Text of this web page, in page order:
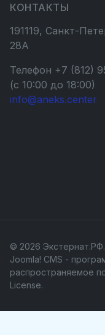
КОНТАКТЫ
191119, Санкт-
28А
Телефон +7 (812)
(с 10:00 до 18:00)
info@aneks.center
© 2026
Joomla! CMS -
распространяемое
License.